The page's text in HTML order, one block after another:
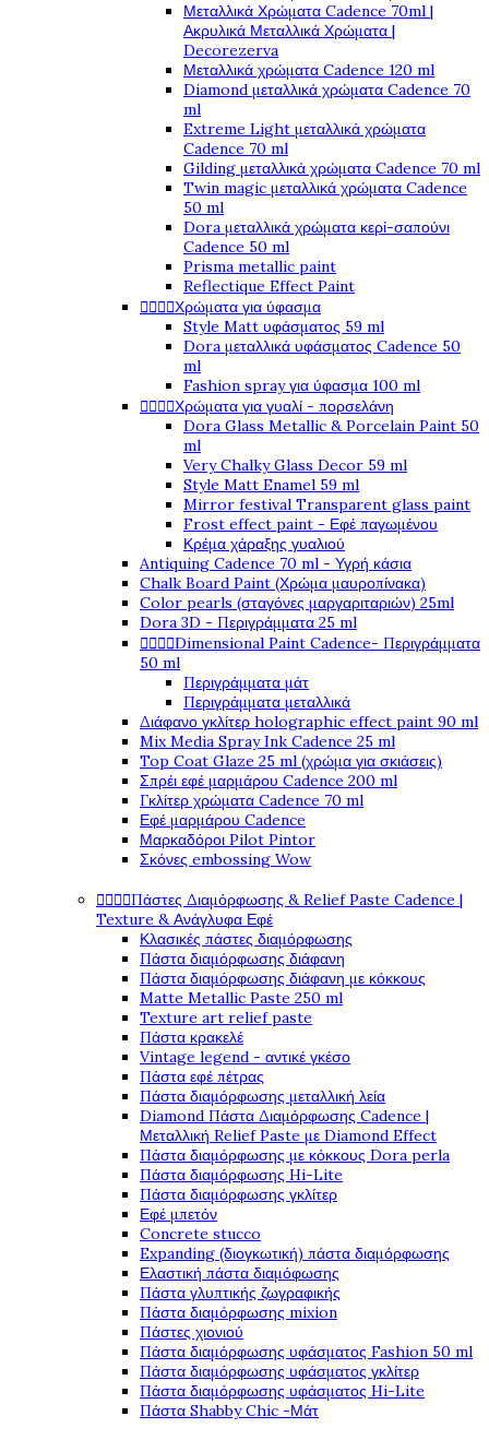
Μεταλλικά Χρώματα Cadence 70ml |
Ακρυλικά Μεταλλικά Χρώματα |
Decorezerva
Μεταλλικά χρώματα Cadence 120 ml
Diamond μεταλλικά χρώματα Cadence 70
ml
Extreme Light μεταλλικά χρώματα
Cadence 70 ml
Gilding μεταλλικά χρώματα Cadence 70 ml
Twin magic μεταλλικά χρώματα Cadence
50 ml
Dora μεταλλικά χρώματα κερί-σαπούνι
Cadence 50 ml
Prisma metallic paint
Reflectique Effect Paint
Χρώματα για ύφασμα
Style Matt υφάσματος 59 ml
Dora μεταλλικά υφάσματος Cadence 50
ml
Fashion spray για ύφασμα 100 ml
Χρώματα για γυαλί - πορσελάνη
Dora Glass Metallic & Porcelain Paint 50
ml
Very Chalky Glass Decor 59 ml
Style Matt Enamel 59 ml
Mirror festival Transparent glass paint
Frost effect paint - Εφέ παγωμένου
Κρέμα χάραξης γυαλιού
Antiquing Cadence 70 ml - Υγρή κάσια
Chalk Board Paint (Χρώμα μαυροπίνακα)
Color pearls (σταγόνες μαργαριταριών) 25ml
Dora 3D - Περιγράμματα 25 ml
Dimensional Paint Cadence- Περιγράμματα
50 ml
Περιγράμματα μάτ
Περιγράμματα μεταλλικά
Διάφανο γκλίτερ holographic effect paint 90 ml
Mix Media Spray Ink Cadence 25 ml
Top Coat Glaze 25 ml (χρώμα για σκιάσεις)
Σπρέι εφέ μαρμάρου Cadence 200 ml
Γκλίτερ χρώματα Cadence 70 ml
Εφέ μαρμάρου Cadence
Μαρκαδόροι Pilot Pintor
Σκόνες embossing Wow
Πάστες Διαμόρφωσης & Relief Paste Cadence |
Texture & Ανάγλυφα Εφέ
Κλασικές πάστες διαμόρφωσης
Πάστα διαμόρφωσης διάφανη
Πάστα διαμόρφωσης διάφανη με κόκκους
Matte Metallic Paste 250 ml
Texture art relief paste
Πάστα κρακελέ
Vintage legend - αντικέ γκέσο
Πάστα εφέ πέτρας
Πάστα διαμόρφωσης μεταλλική λεία
Diamond Πάστα Διαμόρφωσης Cadence |
Μεταλλική Relief Paste με Diamond Effect
Πάστα διαμόρφωσης με κόκκους Dora perla
Πάστα διαμόρφωσης Hi-Lite
Πάστα διαμόρφωσης γκλίτερ
Εφέ μπετόν
Concrete stucco
Expanding (διογκωτική) πάστα διαμόρφωσης
Ελαστική πάστα διαμόφωσης
Πάστα γλυπτικής ζωγραφικής
Πάστα διαμόρφωσης mixion
Πάστες χιονιού
Πάστα διαμόρφωσης υφάσματος Fashion 50 ml
Πάστα διαμόρφωσης υφάσματος γκλίτερ
Πάστα διαμόρφωσης υφάσματος Hi-Lite
Πάστα Shabby Chic -Μάτ